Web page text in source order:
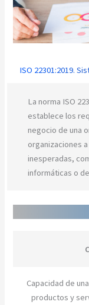
ISO 22301:2019.
La norma ISO
establece los
negocio de una
organizaciones
inesperadas,
informáticas o
Capacidad de
productos y